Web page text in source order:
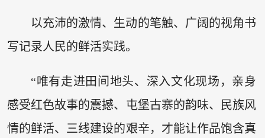
以充沛的激情、生动的笔触、广阔的视角书
写记录人民的鲜活实践。
“唯有走进田间地头、深入文化现场，亲身
感受红色故事的震撼、屯堡古寨的韵味、民族风
情的鲜活、三线建设的艰辛，才能让作品饱含真